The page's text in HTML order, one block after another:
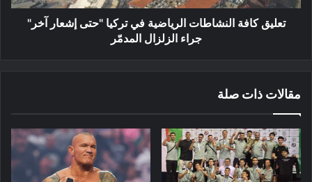
آخر"
جراءتعليق كافة النشاطات الرياضية في تركيا "حتى إشعار آخر"
جراء الزلزال المدمّر
مقالات ذات صلة